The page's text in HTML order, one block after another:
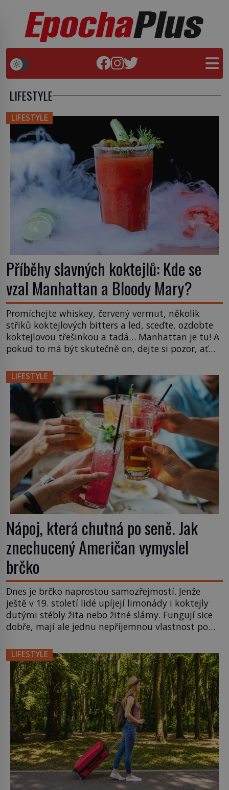
LIFESTYLE
LIFESTYLE
Příběhy slavných koktejlů: Kde se
vzal Manhattan a Bloody Mary?
Promíchejte whiskey, červený vermut, několik
střiků koktejlových bitters a led, sceďte, ozdobte
koktejlovou třešinkou a tadá… Manhattan je tu! A
pokud to má být skutečně on, dejte si pozor, ať
bourbonu nepoužijete skotskou whisku. Co se
stane? Inu, koktejl bude stále skvělý, ale už to
nebude Manhattan ale […]
LIFESTYLE
Nápoj, která chutná po seně. Jak
znechucený Američan vymyslel
brčko
Dnes je brčko naprostou samozřejmostí. Jenže
ještě v 19. století lidé upíjejí limonády i koktejly
dutými stébly žita nebo žitné slámy. Fungují sice
dobře, mají ale jednu nepříjemnou vlastnost po
příchuť. Právě tahle drobná nepříjemnost přivede
amerického výrobce cigaretových náustků k
nápadu, který změní způsob pití po celém […]
LIFESTYLE